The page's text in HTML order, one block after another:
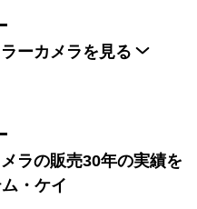
アクセサリー
ーカメラを見る
ラの販売30年の実績を
・ケイ